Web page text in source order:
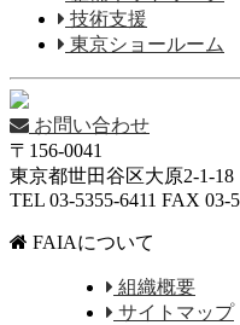
技術支援
東京ショールーム
お問い合わせ
〒156-0041
東京都世田谷区大原2-1-18
TEL 03-5355-6411 FAX 03-
FAIAについて
組織概要
サイトマップ